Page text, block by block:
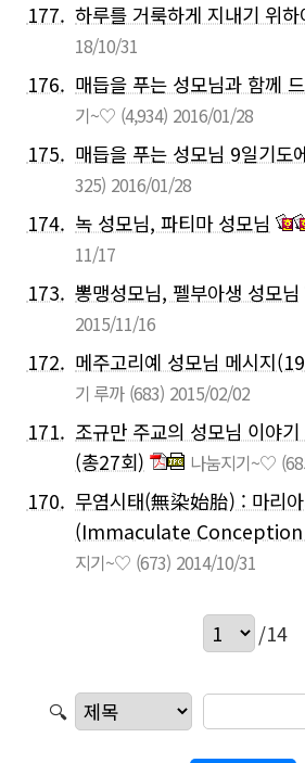
177. 하루를 거룩하게 지내기 위하
18/10/31
176. 매듭을 푸는 성모님과 함께
기~♡ (4,934) 2016/01/28
175. 매듭을 푸는 성모님 9일기도
325) 2016/01/28
174. 녹 성모님, 파티마 성모님
11/17
173. 뽕맹성모님, 펠부아생 성모님
2015/11/16
172. 메주고리예 성모님 메시지
기 루까 (683) 2015/02/02
171. 조규만 주교의 성모님 이야
(총27회)
나눔지기~♡
170. 무염시태(無染始胎) : 마리
(Immaculate
지기~♡ (673) 2014/10/31
/14
🔍